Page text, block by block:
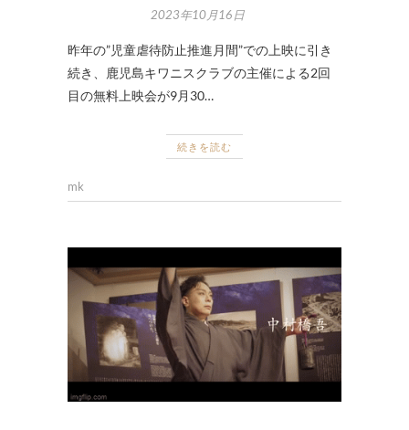
2023年10月16日
昨年の”児童虐待防止推進月間”での上映に引き
続き、鹿児島キワニスクラブの主催による2回
目の無料上映会が9月30…
続きを読む
mk